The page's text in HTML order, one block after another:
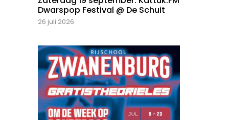
Dwarspop Festival @ De Schuit
26 juli 2026